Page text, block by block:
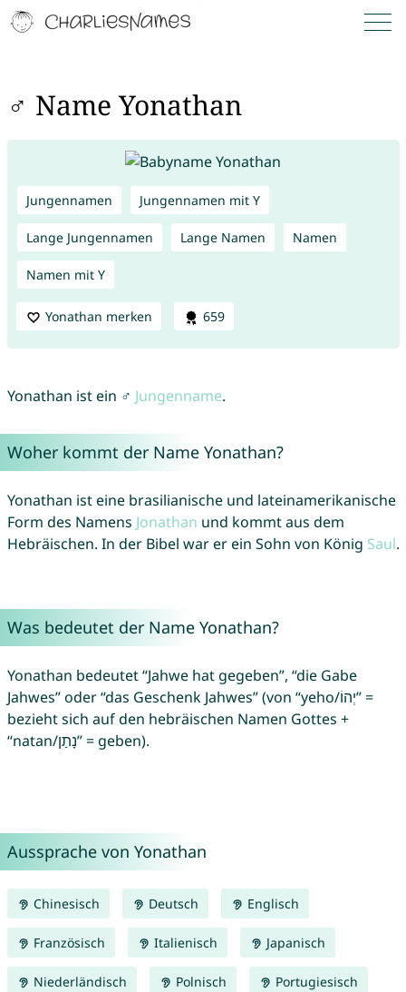
♂ Name Yonathan
Jungennamen Jungennamen mit Y
Lange Jungennamen Lange Namen Namen
Namen mit Y
Yonathan merken 659
Yonathan ist ein ♂ Jungenname.
Woher kommt der Name Yonathan?
Yonathan ist eine brasilianische und lateinamerikanische
Form des Namens Jonathan und kommt aus dem
Hebräischen. In der Bibel war er ein Sohn von König Saul.
Was bedeutet der Name Yonathan?
Yonathan bedeutet “Jahwe hat gegeben”, “die Gabe
Jahwes” oder “das Geschenk Jahwes” (von “yeho/יְהוֹ” =
bezieht sich auf den hebräischen Namen Gottes +
“natan/נָתַן” = geben).
Aussprache von Yonathan
Chinesisch Deutsch Englisch
Französisch Italienisch Japanisch
Niederländisch Polnisch Portugiesisch